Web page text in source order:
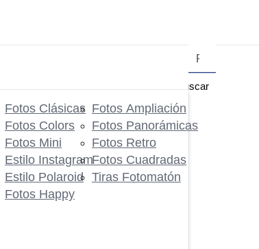
Buscar
Fotos Clásicas
Fotos Colors
Fotos Mini
Estilo Instagram
Estilo Polaroid
Fotos Happy
Fotos Ampliación
Fotos Panorámicas
Fotos Retro
Fotos Cuadradas
Tiras Fotomatón